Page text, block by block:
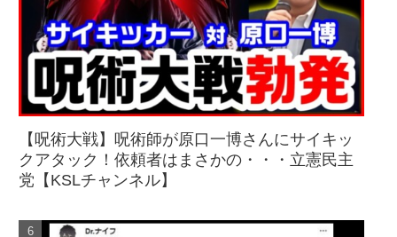
【呪術大戦】呪術師が原口一博さんにサイキッ
クアタック！依頼者はまさかの・・・立憲民主
党【KSLチャンネル】